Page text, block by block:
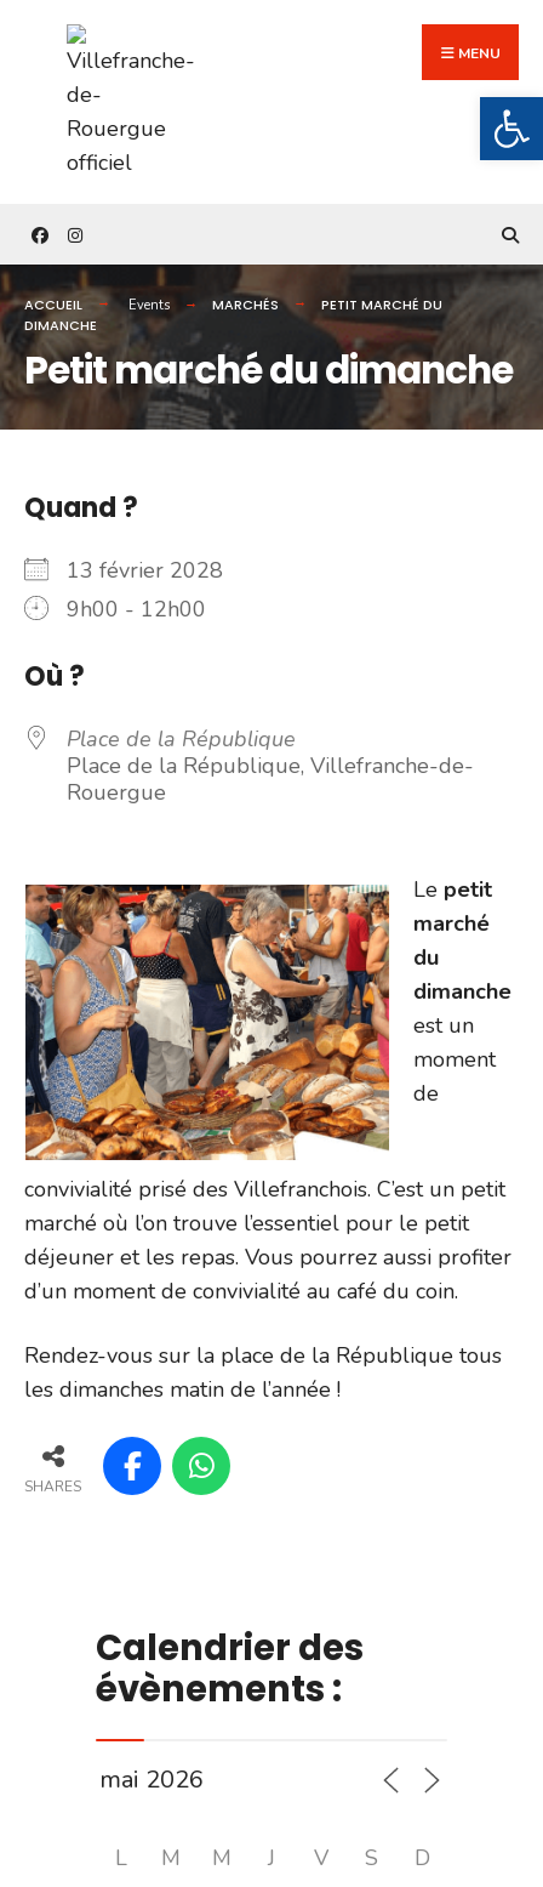
content
MENU
ACCUEIL Events MARCHÉS
PETIT MARCHÉ DU
DIMANCHE
Petit marché du dimanche
Quand ?
13 février 2028
9h00 - 12h00
Où ?
Place de la République
Place de la République, Villefranche-de-
Rouergue
Le petit
marché
du
dimanche
est un
moment
de
convivialité prisé des Villefranchois. C’est un petit
marché où l’on trouve l’essentiel pour le petit
déjeuner et les repas. Vous pourrez aussi profiter
d’un moment de convivialité au café du coin.
Rendez-vous sur la place de la République tous
les dimanches matin de l’année !
SHARES
Calendrier des
évènements :
L M M J V S D
for: